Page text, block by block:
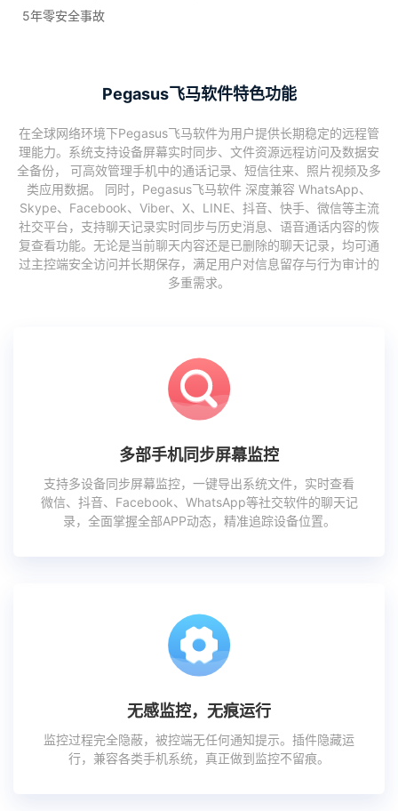
5年零安全事故
Pegasus飞马软件特色功能
在全球网络环境下Pegasus飞马软件为用户提供长期稳定的远程管
理能力。系统支持设备屏幕实时同步、文件资源远程访问及数据安
全备份， 可高效管理手机中的通话记录、短信往来、照片视频及多
类应用数据。 同时，Pegasus飞马软件 深度兼容 WhatsApp、
Skype、Facebook、Viber、X、LINE、抖音、快手、微信等主流
社交平台，支持聊天记录实时同步与历史消息、语音通话内容的恢
复查看功能。无论是当前聊天内容还是已删除的聊天记录，均可通
过主控端安全访问并长期保存，满足用户对信息留存与行为审计的
多重需求。
多部手机同步屏幕监控
支持多设备同步屏幕监控，一键导出系统文件，实时查看
微信、抖音、Facebook、WhatsApp等社交软件的聊天记
录，全面掌握全部APP动态，精准追踪设备位置。
无感监控，无痕运行
监控过程完全隐蔽，被控端无任何通知提示。插件隐藏运
行，兼容各类手机系统，真正做到监控不留痕。